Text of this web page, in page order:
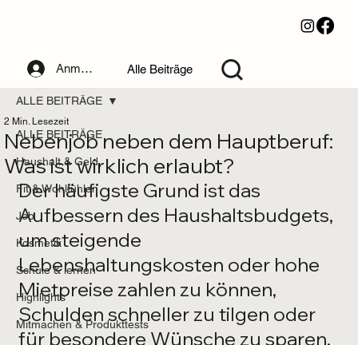
Anmelden Alle Beiträge
ALLE BEITRÄGE
Haushalt & Geld
Fit & Wohlfühlen
Job
Kosmetik
Schule & lernen
Highlights
Mitmachen & Produkttests
ALLE BEITRÄGE
Nebenjob neben dem Hauptberuf:
Was ist wirklich erlaubt?
2 Min. Lesezeit
Der häufigste Grund ist das
Aufbessern des Haushaltsbudgets,
um steigende
Lebenshaltungskosten oder hohe
Mietpreise zahlen zu können,
Schulden schneller zu tilgen oder
für besondere Wünsche zu sparen.